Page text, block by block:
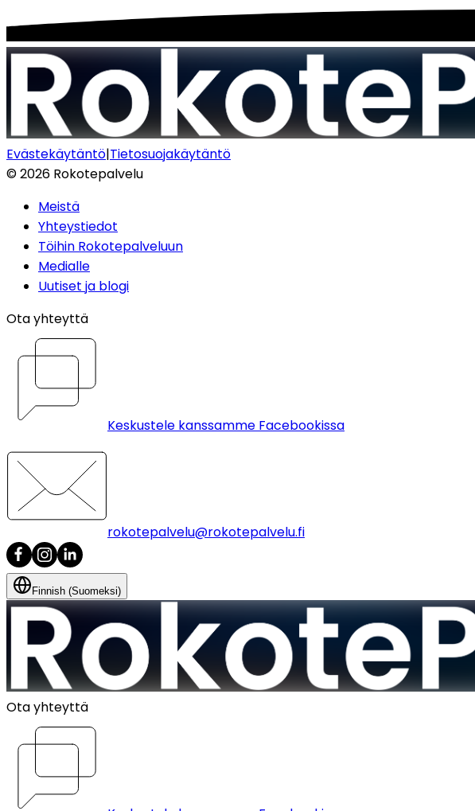
Evästekäytäntö|Tietosuojakäytäntö
©2026 Rokotepalvelu
Meistä
Yhteystiedot
Töihin Rokotepalveluun
Medialle
Uutiset ja blogi
Ota yhteyttä
Keskustele kanssamme Facebookissa
rokotepalvelu@rokotepalvelu.fi
Finnish (Suomeksi)
Ota yhteyttä